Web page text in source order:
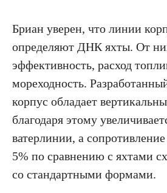
Бриан уверен, что линии
определяют ДНК яхты. От
эффективность, расход
мореходность.
корпус обладает
благодаря этому
ватерлинии, а
5% по сравнению с яхтами
со стандартными формами.